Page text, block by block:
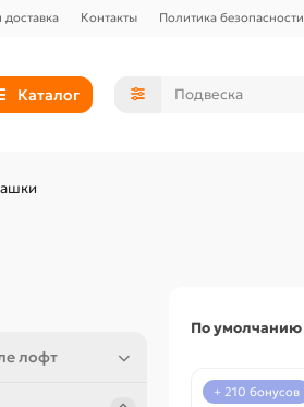
Контакты Политика безопасности
Каталог
лофт
По умолчанию
+ 210 бонусов